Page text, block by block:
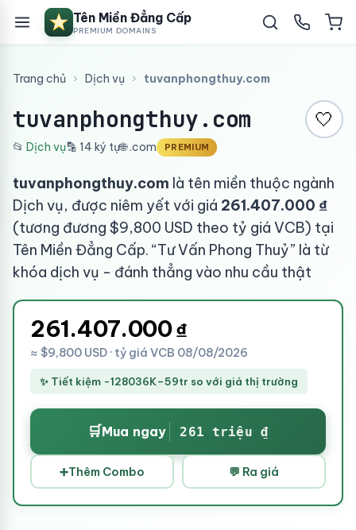
Tên Miền Đẳng Cấp
PREMIUM DOMAINS
Trang chủ › Dịch vụ › tuvanphongthuy.com
tuvanphongthuy.com 🤍
📂 Dịch vụ🔡 14 ký tự🌐 .com PREMIUM
tuvanphongthuy.com là tên miền thuộc ngành
Dịch vụ, được niêm yết với giá 261.407.000 ₫
(tương đương $9,800 USD theo tỷ giá VCB) tại
Tên Miền Đẳng Cấp. “Tư Vấn Phong Thuỷ” là từ
khóa dịch vụ - đánh thẳng vào nhu cầu thật
261.407.000₫
≈ $9,800 USD · tỷ giá VCB 08/08/2026
✨ Tiết kiệm -128036K–59tr so với giá thị trường
🛒Mua ngay 261 triệu ₫
➕Thêm Combo 💬 Ra giá